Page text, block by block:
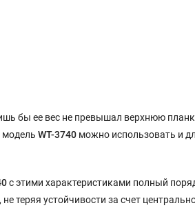
бы ее вес не превышал верхнюю
модель WT-3740 можно использовать и
с этими характеристиками полный
теряя устойчивости за счет